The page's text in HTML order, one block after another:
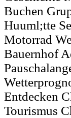
Buchen
Huuml;tte
Motorrad
Bauernhof
Entdecken
Tourismus